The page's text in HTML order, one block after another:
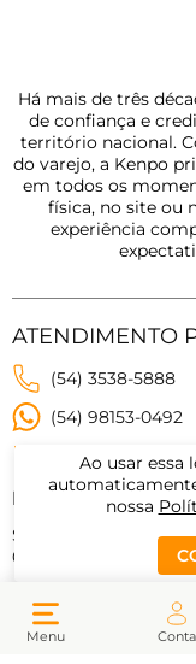
Menu Conta
Há mais de três
de confiança e
território nacional.
do varejo, a Kenpo
em todos os
física, no site ou
experiência
ATENDIMENTO
(54) 3538-5888
(54) 98153-0492
Horários de
Segunda a sexta-feira:
09:00 às 19:00
Sábados:
09:00 às 17:30
Ao usar essa
nossa